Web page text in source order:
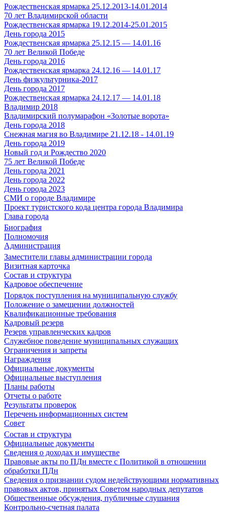
Рождественская ярмарка 25.12.2013-14.01.2014
70 лет Владимирской области
Рождественская ярмарка 19.12.2014-25.01.2015
День города 2015
Рождественская ярмарка 25.12.15 — 14.01.16
70 лет Великой Победе
День города 2016
Рождественская ярмарка 24.12.16 — 14.01.17
День физкультурника-2017
День города 2017
Рождественская ярмарка 24.12.17 — 14.01.18
Владимир 2018
Владимирский полумарафон «Золотые ворота»
День города 2018
Снежная магия во Владимире 21.12.18 - 14.01.19
День города 2019
Новый год и Рождество 2020
75 лет Великой Победе
День города 2021
День города 2022
День города 2023
СМИ о городе Владимире
Проект туристского кода центра города Владимира
Глава города
Биография
Полномочия
Администрация
Заместители главы администрации города
Визитная карточка
Состав и структура
Кадровое обеспечение
Порядок поступления на муниципальную службу
Положение о замещении должностей
Квалификационные требования
Кадровый резерв
Резерв управленческих кадров
Служебное поведение муниципальных служащих
Ограничения и запреты
Награждения
Официальные документы
Официальные выступления
Планы работы
Отчеты о работе
Результаты проверок
Перечень информационных систем
Совет
Состав и структура
Официальные документы
Сведения о доходах и имуществе
Правовые акты по ПДн вместе с Политикой в отношении
обработки ПДн
Сведения о признании судом недействующими нормативных
правовых актов, принятых Советом народных депутатов
Общественные обсуждения, публичные слушания
Контрольно-счетная палата